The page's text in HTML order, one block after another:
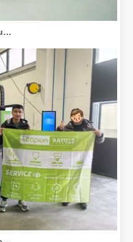
Dominar el corte de placas gruesas: cómo las máquinas de corte por láser de fibra revolucionan la fabricación
Cómo nuestras máquinas de corte por láser están fortaleciendo la fabricación mexicana